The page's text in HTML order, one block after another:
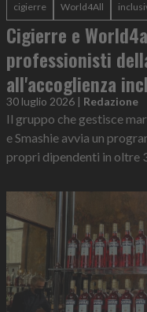
cigierre World4All
Cigierre e
professionisti
all'accoglienza
30 luglio 2026 | Redazione
Il gruppo che gestisce
e Smashie avvia un
propri dipendenti in oltre